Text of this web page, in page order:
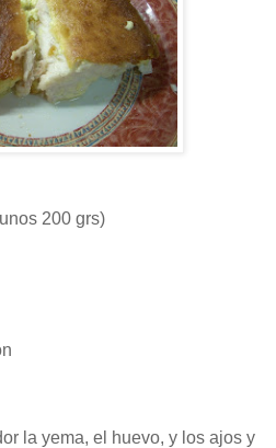
200 grs)
la yema, el huevo, y los ajos y